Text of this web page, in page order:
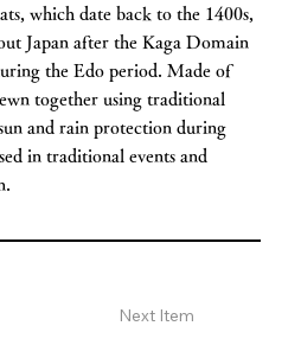
which date back to the 1400s,
Japan after the Kaga Domain
the Edo period. Made of
together using traditional
and rain protection during
in traditional events and
Next Item